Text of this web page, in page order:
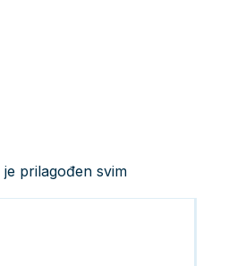
je prilagođen svim